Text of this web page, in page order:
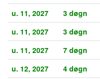
u. 11, 2027
3 døgn
u. 11, 2027
3 døgn
u. 11, 2027
7 døgn
u. 12, 2027
4 døgn